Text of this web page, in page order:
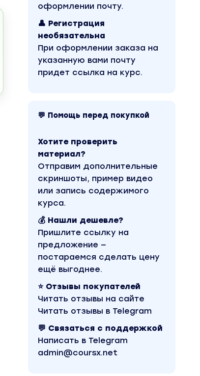
оформлении почту.
👤 Регистрация
необязательна
При оформлении заказа на
указанную вами почту
придет ссылка на курс.
💬 Помощь перед покупкой
Хотите проверить
материал?
Отправим дополнительные
скриншоты, пример видео
или запись содержимого
курса.
💰 Нашли дешевле?
Пришлите ссылку на
предложение —
постараемся сделать цену
ещё выгоднее.
⭐ Отзывы покупателей
Читать отзывы на сайте
Читать отзывы в Telegram
💬 Связаться с поддержкой
Написать в Telegram
admin@coursx.net